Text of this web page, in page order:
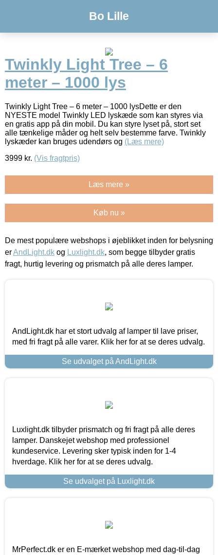
Bo Lille
Twinkly Light Tree – 6
meter – 1000 lys
Twinkly Light Tree – 6 meter – 1000 lysDette er den
NYESTE model Twinkly LED lyskæde som kan styres via
en gratis app på din mobil. Du kan styre lyset på, stort set
alle tænkelige måder og helt selv bestemme farve. Twinkly
lyskæder kan bruges udendørs og (Læs mere)
3999 kr. (Vis fragtpris)
Læs mere »
Køb nu »
De mest populære webshops i øjeblikket inden for belysning
erAndLight.dk og Luxlight.dk, som begge tilbyder gratis
fragt, hurtig levering og prismatch på alle deres lamper.
AndLight.dk har et stort udvalg af lamper til lave priser,
med fri fragt på alle varer. Klik her for at se deres udvalg.
Se udvalget på AndLight.dk
Luxlight.dk tilbyder prismatch og fri fragt på alle deres
lamper. Danskejet webshop med professionel
kundeservice. Levering sker typisk inden for 1-4
hverdage. Klik her for at se deres udvalg.
Se udvalget på Luxlight.dk
MrPerfect.dk er en E-mærket webshop med dag-til-dag